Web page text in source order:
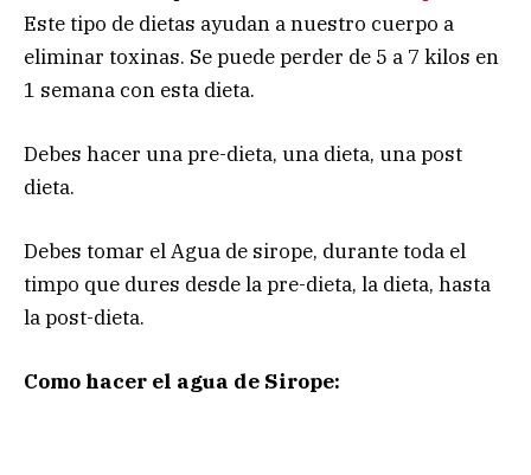
Este tipo de dietas ayudan a nuestro cuerpo a
eliminar toxinas. Se puede perder de 5 a 7 kilos en
1 semana con esta dieta.
Debes hacer una pre-dieta, una dieta, una post
dieta.
Debes tomar el Agua de sirope, durante toda el
timpo que dures desde la pre-dieta, la dieta, hasta
la post-dieta.
Como hacer el agua de Sirope: